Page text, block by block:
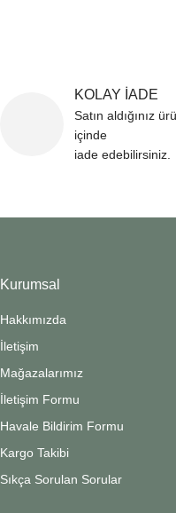
KOLAY İADE
Satın aldığınız
içinde
iade edebilirsiniz.
Kurumsal
Hakkımızda
İletişim
Mağazalarımız
İletişim Formu
Havale Bildirim Formu
Kargo Takibi
Sıkça Sorulan Sorular